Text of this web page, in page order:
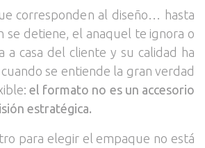
corresponden al diseño… hasta
se detiene, el anaquel te ignora o
casa del cliente y su calidad ha
se entiende la gran verdad
el formato no es un accesorio
estratégica.
para elegir el empaque no está